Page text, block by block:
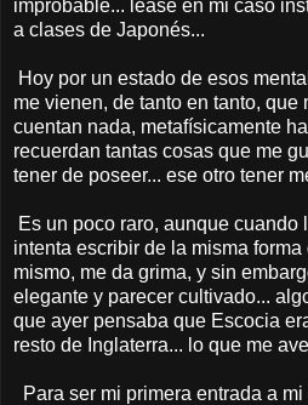
improbable... léase en mi caso
a clases de Japonés...
Hoy por un estado de esos
me vienen, de tanto en tanto, que
cuentan nada, metafísicamente
recuerdan tantas cosas que me
tener de poseer... ese otro tener
Es un poco raro, aunque cuando
intenta escribir de la misma
mismo, me da grima, y sin
elegante y parecer cultivado...
que ayer pensaba que Escocia
resto de Inglaterra... lo que me
Para ser mi primera entrada a